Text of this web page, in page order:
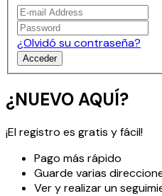
¿Olvidó su contraseña?
Acceder
¿NUEVO AQUÍ?
¡El registro es gratis y fácil!
Pago más rápido
Guarde varias
Ver y realizar un